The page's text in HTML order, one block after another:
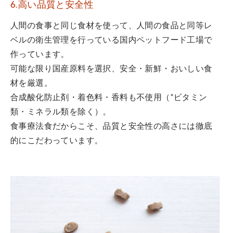
6.高い品質と安全性
人間の食事と同じ食材を使って、人間の食品と同等レ
ベルの衛生管理を行っている国内ペットフード工場で
作っています。
可能な限り国産原料を選択、安全・新鮮・おいしい食
材を厳選。
合成酸化防止剤・着色料・香料も不使用（*ビタミン
類・ミネラル類を除く）。
食事療法食だからこそ、品質と安全性の高さには徹底
的にこだわっています。